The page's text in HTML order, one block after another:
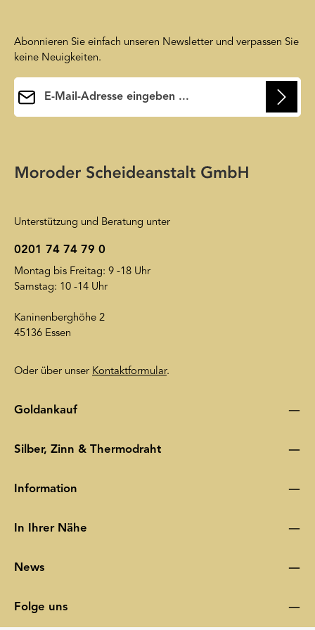
Abonnieren Sie einfach unseren Newsletter und verpassen Sie
keine Neuigkeiten.
Datenschutzerklärungwird insoweit verwiesen.
Unterstützung und Beratung unter
0201 74 74 79 0
Montag bis Freitag: 9 -18 Uhr
Samstag: 10 -14 Uhr
Kaninenberghöhe 2
45136 Essen
Oder über unser Kontaktformular.
Goldankauf
Silber, Zinn & Thermodraht
Information
In Ihrer Nähe
News
Folge uns